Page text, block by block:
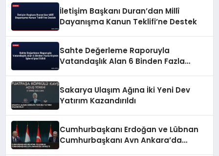
İletişim Başkanı Duran’dan Millî
Dayanışma Kanun Teklifi’ne Destek
Sahte Değerleme Raporuyla
Vatandaşlık Alan 6 Binden Fazla
Sakarya Ulaşım Ağına İki Yeni Dev
Yatırım Kazandırıldı
Cumhurbaşkanı Erdoğan ve Lübnan
Cumhurbaşkanı Avn Ankara’da